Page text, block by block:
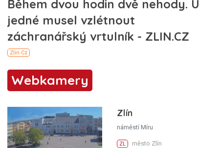
Webkamery
Zlín
náměstí Míru
ZL město Zlín